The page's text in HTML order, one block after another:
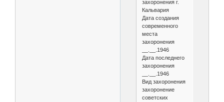
захоронения г.
Кальвария
Дата создания
современного
места
захоронения
__.__.1946
Дата последнего
захоронения
__.__.1946
Вид захоронения
захоронение
советских